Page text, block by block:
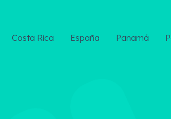
Costa Rica España Panamá